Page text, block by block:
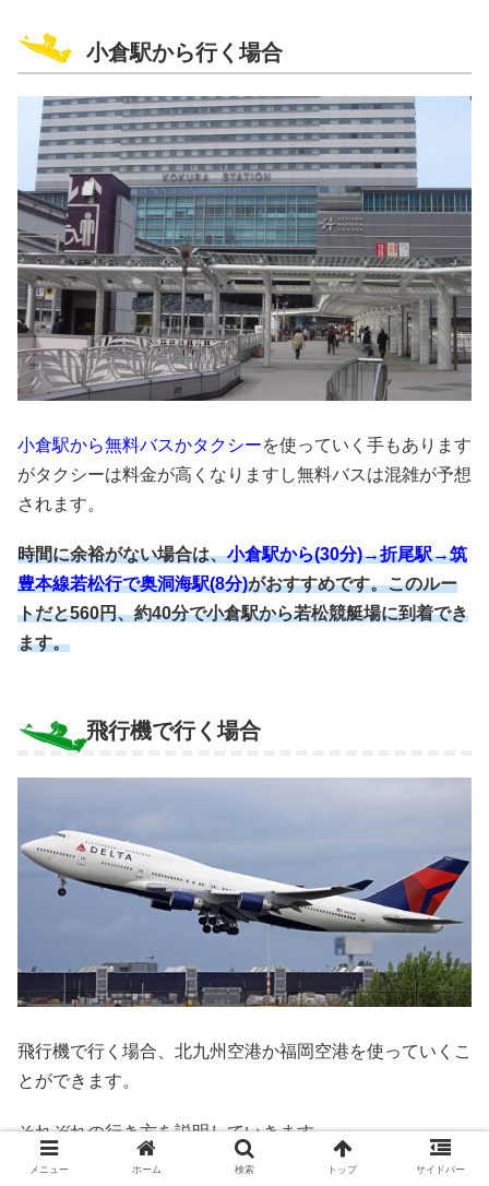
小倉駅から行く場合
小倉駅から無料バスかタクシーを使っていく手もあります
がタクシーは料金が高くなりますし無料バスは混雑が予想
されます。
時間に余裕がない場合は、小倉駅から(30分)→折尾駅→筑
豊本線若松行で奥洞海駅(8分)がおすすめです。このルー
トだと560円、約40分で小倉駅から若松競艇場に到着でき
ます。
飛行機で行く場合
飛行機で行く場合、北九州空港か福岡空港を使っていくこ
とができます。
それぞれの行き方を説明していきます。
メニュー ホーム 検索 トップ サイドバー